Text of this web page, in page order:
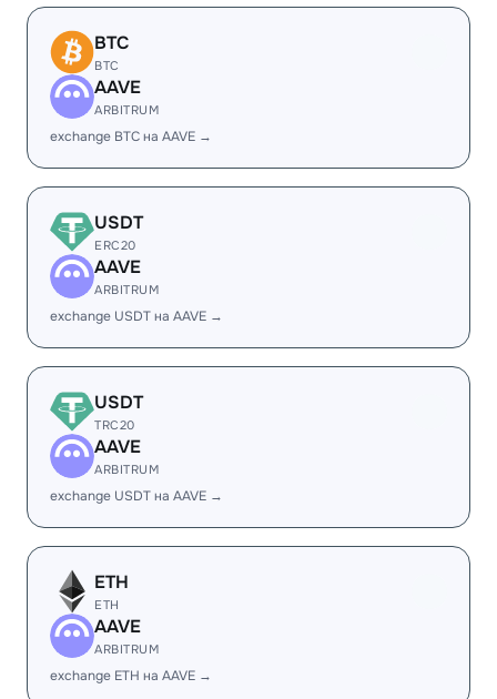
BTC
BTC
AAVE
ARBITRUM
exchange BTC на AAVE →
USDT
ERC20
AAVE
ARBITRUM
exchange USDT на AAVE →
USDT
TRC20
AAVE
ARBITRUM
exchange USDT на AAVE →
ETH
ETH
AAVE
ARBITRUM
exchange ETH на AAVE →